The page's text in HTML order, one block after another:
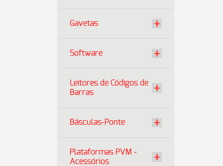
Gavetas
Software
Leitores de Códigos de
Barras
Básculas-Ponte
Plataformas PVM -
Acessórios